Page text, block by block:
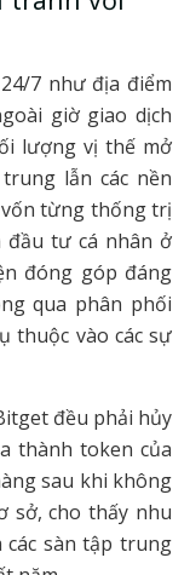
7 như địa điểm
giờ giao dịch
lượng vị thế mở
lẫn các nền
từng thống trị
đầu tư cá nhân ở
đóng góp đáng
qua phân phối
thuộc vào các sự
đều phải hủy
thành token của
sau khi không
sở, cho thấy nhu
các sàn tập trung